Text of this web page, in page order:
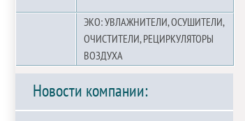
ЭКО: УВЛАЖНИТЕЛИ, ОСУШИТЕЛИ,
ОЧИСТИТЕЛИ, РЕЦИРКУЛЯТОРЫ
ВОЗДУХА
Новости компании: